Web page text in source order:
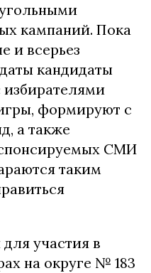
кампаний. Пока
и всерьез
кандидаты
избирателями
формируют с
а также
СМИ
таким
участия в
на округе № 183